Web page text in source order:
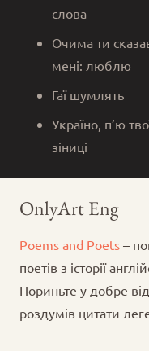
слова
Очима ти
мені: люблю
Гаї шумлять
Україно, п’ю
зіниці
OnlyArt Eng
Poems and Poets –
поетів з історії
Пориньте у добре
роздумів цитати